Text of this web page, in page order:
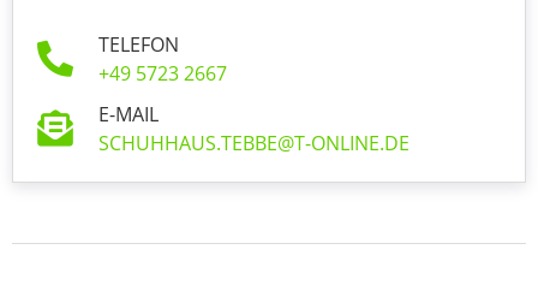
TELEFON
+49 5723 2667
E-MAIL
SCHUHHAUS.TEBBE@T-ONLINE.DE